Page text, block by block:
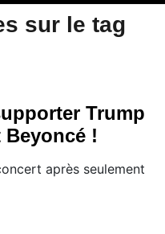
sur le tag
Trump
!
après seulement